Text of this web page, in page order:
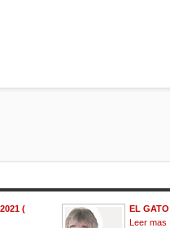
(
EL
Leer mas